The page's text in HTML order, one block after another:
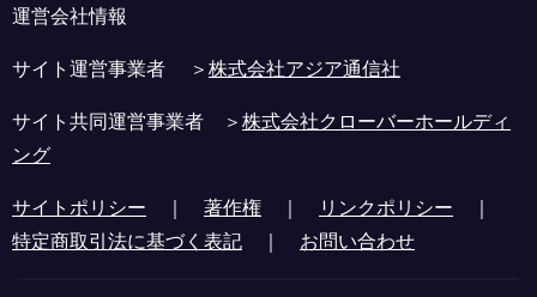
運営会社情報
サイト運営事業者 ＞株式会社アジア通信社
サイト共同運営事業者 ＞株式会社クローバーホールディ
ング
サイトポリシー ｜ 著作権 ｜ リンクポリシー ｜
特定商取引法に基づく表記 ｜ お問い合わせ